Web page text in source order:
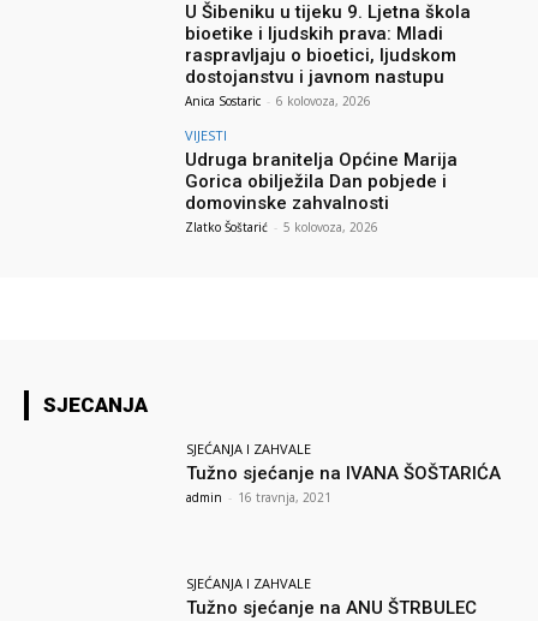
U Šibeniku u tijeku 9. Ljetna škola
bioetike i ljudskih prava: Mladi
raspravljaju o bioetici, ljudskom
dostojanstvu i javnom nastupu
Anica Sostaric - 6 kolovoza, 2026
VIJESTI
Udruga branitelja Općine Marija
Gorica obilježila Dan pobjede i
domovinske zahvalnosti
Zlatko Šoštarić - 5 kolovoza, 2026
SJECANJA
SJEĆANJA I ZAHVALE
Tužno sjećanje na IVANA ŠOŠTARIĆA
admin - 16 travnja, 2021
SJEĆANJA I ZAHVALE
Tužno sjećanje na ANU ŠTRBULEC